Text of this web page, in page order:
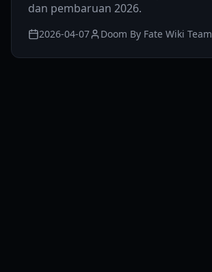
dan pembaruan 2026.
2026-04-07 Doom By Fate Wiki Team